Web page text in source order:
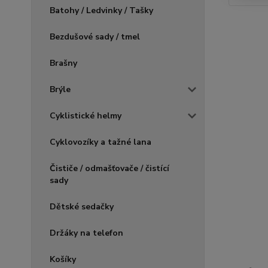
Batohy / Ledvinky / Tašky
Bezdušové sady / tmel
Brašny
Brýle
Cyklistické helmy
Cyklovozíky a tažné lana
Čističe / odmašťovače / čistící
sady
Dětské sedačky
Držáky na telefon
Košíky